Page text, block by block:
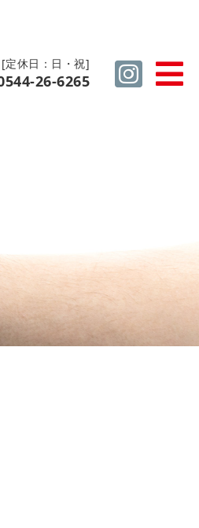
休日：日・祝]
26-6265